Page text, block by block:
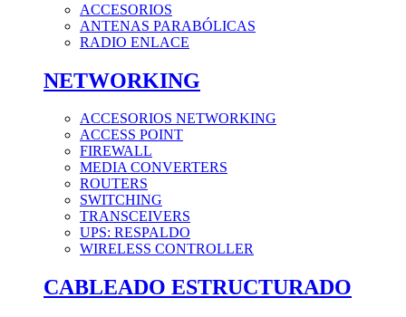
ACCESORIOS
ANTENAS PARABÓLICAS
RADIO ENLACE
NETWORKING
ACCESORIOS NETWORKING
ACCESS POINT
FIREWALL
MEDIA CONVERTERS
ROUTERS
SWITCHING
TRANSCEIVERS
UPS: RESPALDO
WIRELESS CONTROLLER
CABLEADO ESTRUCTURADO